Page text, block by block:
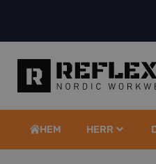
HEM HERR